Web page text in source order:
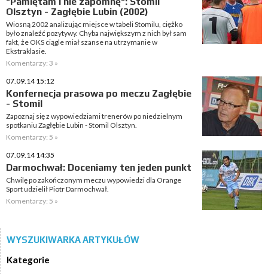
Olsztyn - Zagłębie Lubin (2002)
Wiosną 2002 analizując miejsce w tabeli Stomilu, ciężko
było znaleźć pozytywy. Chyba największym z nich był sam
fakt, że OKS ciągle miał szanse na utrzymanie w
Ekstraklasie.
Komentarzy: 3 »
07.09.14 15:12
Konfernecja prasowa po meczu Zagłębie
- Stomil
Zapoznaj się z wypowiedziami trenerów po niedzielnym
spotkaniu Zagłębie Lubin - Stomil Olsztyn.
Komentarzy: 5 »
07.09.14 14:35
Darmochwał: Doceniamy ten jeden punkt
Chwilę po zakończonym meczu wypowiedzi dla Orange
Sport udzielił Piotr Darmochwał.
Komentarzy: 5 »
WYSZUKIWARKA ARTYKUŁÓW
Kategorie